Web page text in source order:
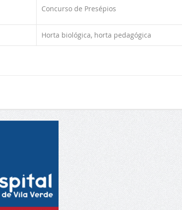
Concurso de Presépios
Horta biológica, horta pedagógica